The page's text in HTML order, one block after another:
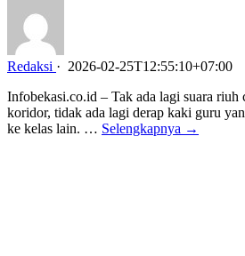
Redaksi · 2026-02-25T12:55:10+07:00
Infobekasi.co.id – Tak ada lagi suara riuh
koridor, tidak ada lagi derap kaki guru
ke kelas lain. … Selengkapnya →